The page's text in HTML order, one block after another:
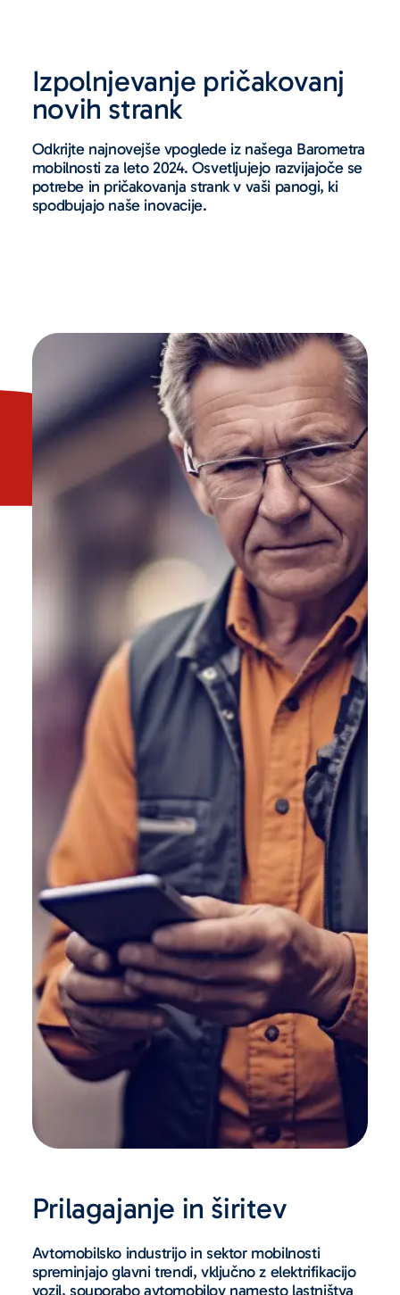
Izpolnjevanje pričakovanj
novih strank
Odkrijte najnovejše vpoglede iz našega Barometra
mobilnosti za leto 2024. Osvetljujejo razvijajoče se
potrebe in pričakovanja strank v vaši panogi, ki
spodbujajo naše inovacije.
Prilagajanje in širitev
Avtomobilsko industrijo in sektor mobilnosti
spreminjajo glavni trendi, vključno z elektrifikacijo
vozil, souporabo avtomobilov namesto lastništva